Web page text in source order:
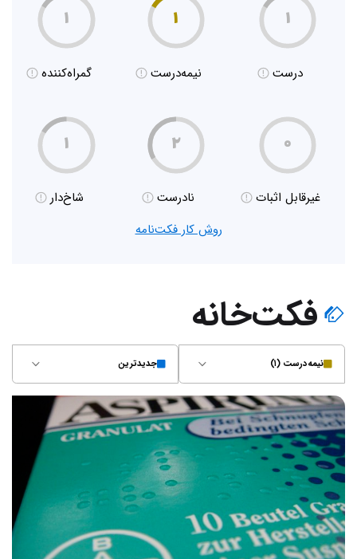
۱
درست
۱
نیمه‌درست
۱
گمراه‌کننده
۰
غیر‌قابل اثبات
۲
نادرست
۱
شاخ‌دار
روش کار فکت‌نامه
فکت‌خانه
نیمه‌درست (۱) جدیدترین